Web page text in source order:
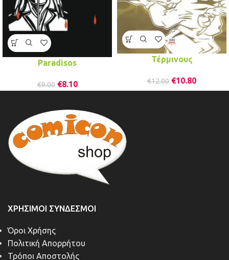
Paradisos
€9.00 €8.10
Τέρμινους
€12.00 €10.80
ΧΡΉΣΙΜΟΙ ΣΎΝΔΕΣΜΟΙ
Όροι Χρήσης
Πολιτική Απορρήτου
Τρόποι Αποστολής